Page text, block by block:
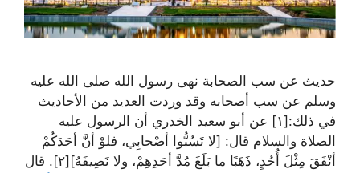
حديث عن سب الصحابة نهى رسول الله صلى الله عليه
وسلم عن سب أصحابه وقد وردت العديد من الأحاديث
في ذلك:[١] عن أبو سعيد الخدري أن الرسول عليه
الصلاة والسلام قال: [لا تَسُبُّوا أصْحابِي، فلوْ أنَّ أحَدَكُمْ
أنْفَقَ مِثْلَ أُحُدٍ، ذَهَبًا ما بَلَغَ مُدَّ أحَدِهِمْ، ولا نَصِيفَهُ][٢]. قال